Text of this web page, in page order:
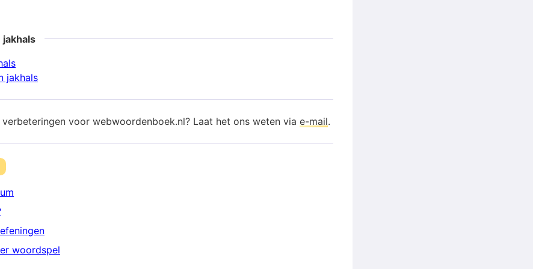
jakhals
jakhals
voor webwoordenboek.nl? Laat het ons weten via e-mail.
woordspel